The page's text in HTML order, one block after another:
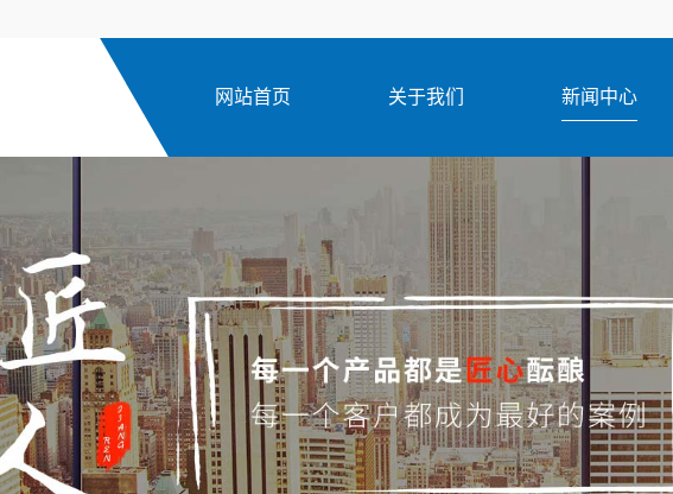
网站首页 关于我们 新闻中心